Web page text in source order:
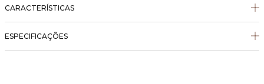
CARACTERÍSTICAS
ESPECIFICAÇÕES